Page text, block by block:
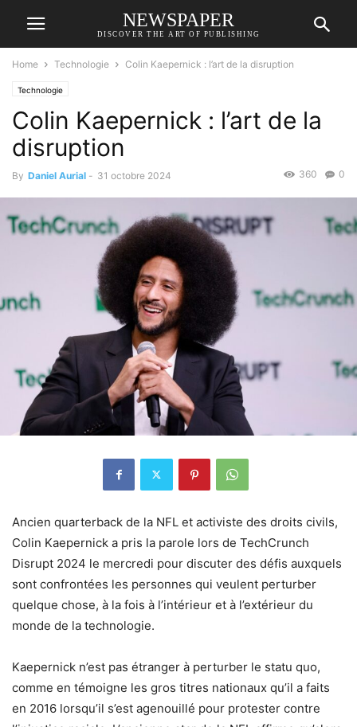
NEWSPAPER
DISCOVER THE ART OF PUBLISHING
Home Technologie Colin Kaepernick : l’art de la disruption
Technologie
Colin Kaepernick : l’art de la
disruption
By Daniel Aurial - 31 octobre 2024 0
360
Ancien quarterback de la NFL et activiste des droits civils,
Colin Kaepernick a pris la parole lors de TechCrunch
Disrupt 2024 le mercredi pour discuter des défis auxquels
sont confrontées les personnes qui veulent perturber
quelque chose, à la fois à l’intérieur et à l’extérieur du
monde de la technologie.
Kaepernick n’est pas étranger à perturber le statu quo,
comme en témoigne les gros titres nationaux qu’il a faits
en 2016 lorsqu’il s’est agenouillé pour protester contre